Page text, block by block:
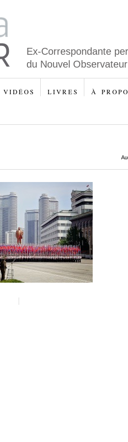
Ex-Correspondante
du Nouvel
V I D É O S L I V R E S À P R O P O